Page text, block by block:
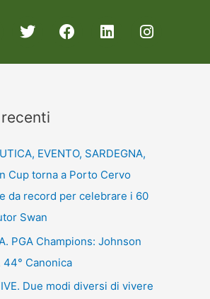
EVENTO, SARDEGNA,
Cup torna a Porto Cervo
da record per celebrare i 60
Swan
PGA Champions: Johnson
44° Canonica
Due modi diversi di vivere